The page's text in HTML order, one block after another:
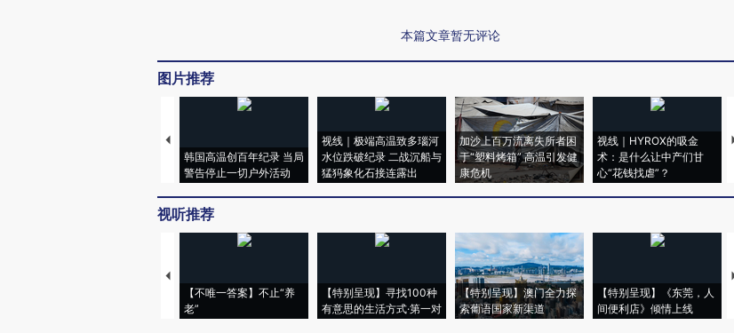
本篇文章暂无评论
图片推荐
韩国高温创百年纪录 当局
警告停止一切户外活动
视线｜极端高温致多瑙河
水位跌破纪录 二战沉船与
猛犸象化石接连露出
加沙上百万流离失所者困
于“塑料烤箱” 高温引发健
康危机
视线｜HYROX的吸金
术：是什么让中产们甘
心“花钱找虐”？
视听推荐
【不唯一答案】不止“养
老”
【特别呈现】寻找100种
有意思的生活方式·第一对
【特别呈现】澳门全力探
索葡语国家新渠道
【特别呈现】《东莞，人
间便利店》倾情上线